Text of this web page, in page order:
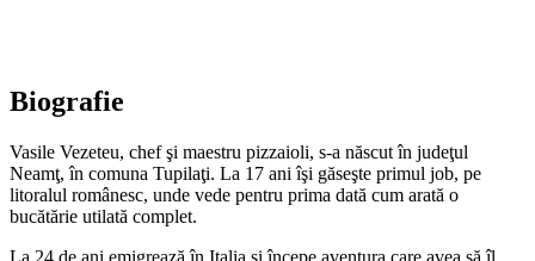
Biografie
Vasile Vezeteu, chef şi maestru pizzaioli, s-a născut în judeţul
Neamţ, în comuna Tupilaţi. La 17 ani îşi găseşte primul job, pe
litoralul românesc, unde vede pentru prima dată cum arată o
bucătărie utilată complet.
La 24 de ani emigrează în Italia şi începe aventura care avea să îl